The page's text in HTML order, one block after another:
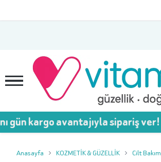
avantajıyla sipariş ver!
Anasayfa KOZMETİK & GÜZELLİK Cilt Bakım